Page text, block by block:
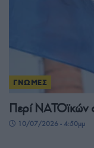
ΓΝΩΜΕΣ
Περί ΝΑΤΟϊκών
10/07/2026 - 4:50μμ